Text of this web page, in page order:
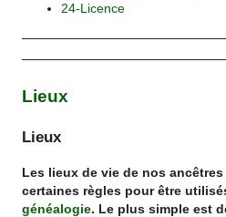
24-Licence
Lieux
Lieux
Les lieux de vie de nos
certaines règles pour être
généalogie. Le plus simple est